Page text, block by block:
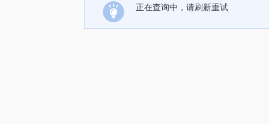
正在查询中，请刷新重试